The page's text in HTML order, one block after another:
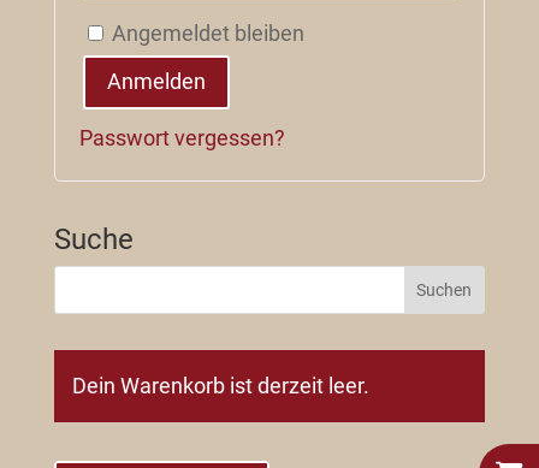
Angemeldet bleiben
Anmelden
Passwort vergessen?
Suche
Dein Warenkorb ist derzeit leer.